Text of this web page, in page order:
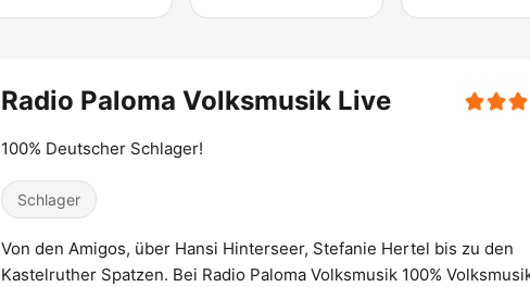
Radio Paloma Volksmusik Live
100% Deutscher Schlager!
Schlager
Von den Amigos, über Hansi Hinterseer, Stefanie Hertel bis zu den
Kastelruther Spatzen. Bei Radio Paloma Volksmusik 100%